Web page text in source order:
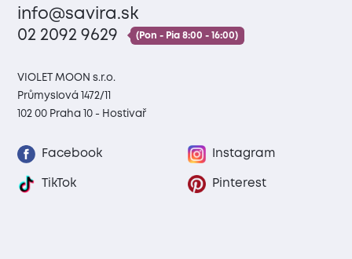
info@savira.sk
02 2092 9629
(Pon - Pia 8:00 - 16:00)
VIOLET MOON s.r.o.
Průmyslová 1472/11
102 00 Praha 10 - Hostivař
Facebook Instagram
TikTok Pinterest